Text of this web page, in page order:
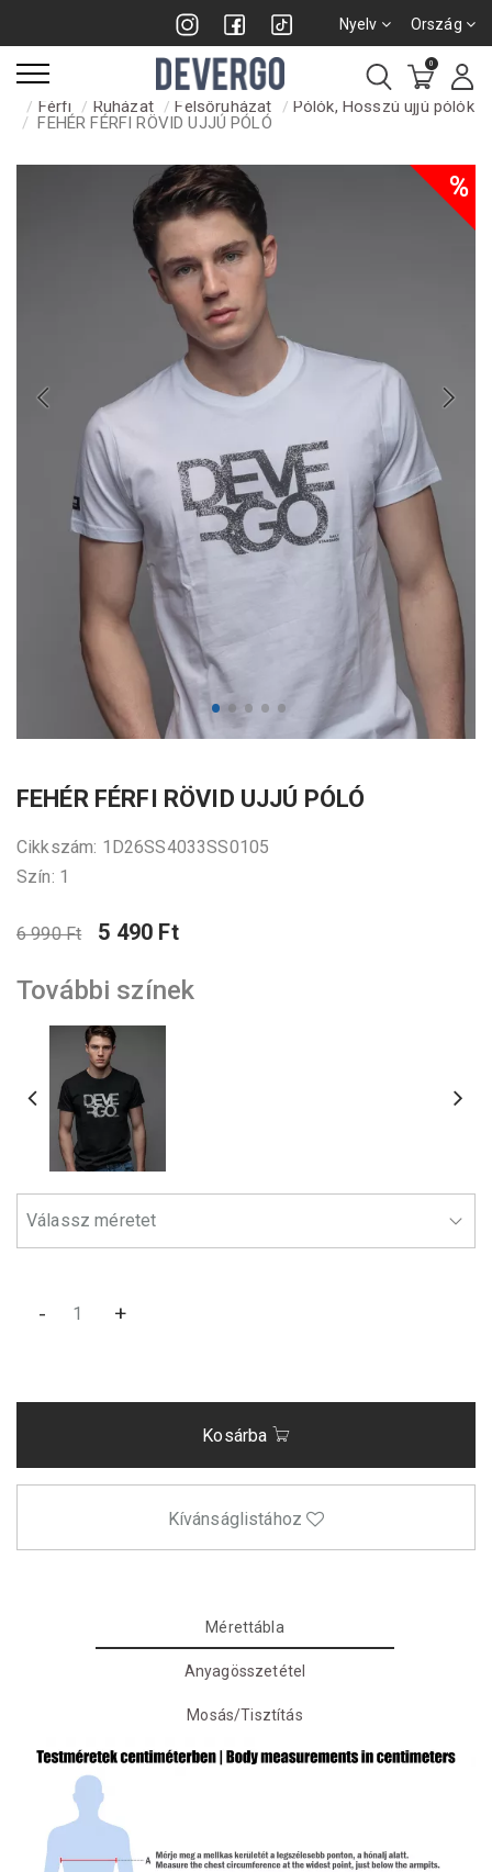
Nyelv Ország
0
Férfi Ruházat Felsőruházat
Pólók, Hosszú ujjú pólók
FEHÉR FÉRFI RÖVID UJJÚ PÓLÓ
%
FEHÉR FÉRFI RÖVID UJJÚ PÓLÓ
Cikkszám: 1D26SS4033SS0105
Szín: 1
6 990 Ft 5 490 Ft
További színek
- +
Kosárba
Kívánságlistához
Mérettábla
Anyagösszetétel
Mosás/Tisztítás